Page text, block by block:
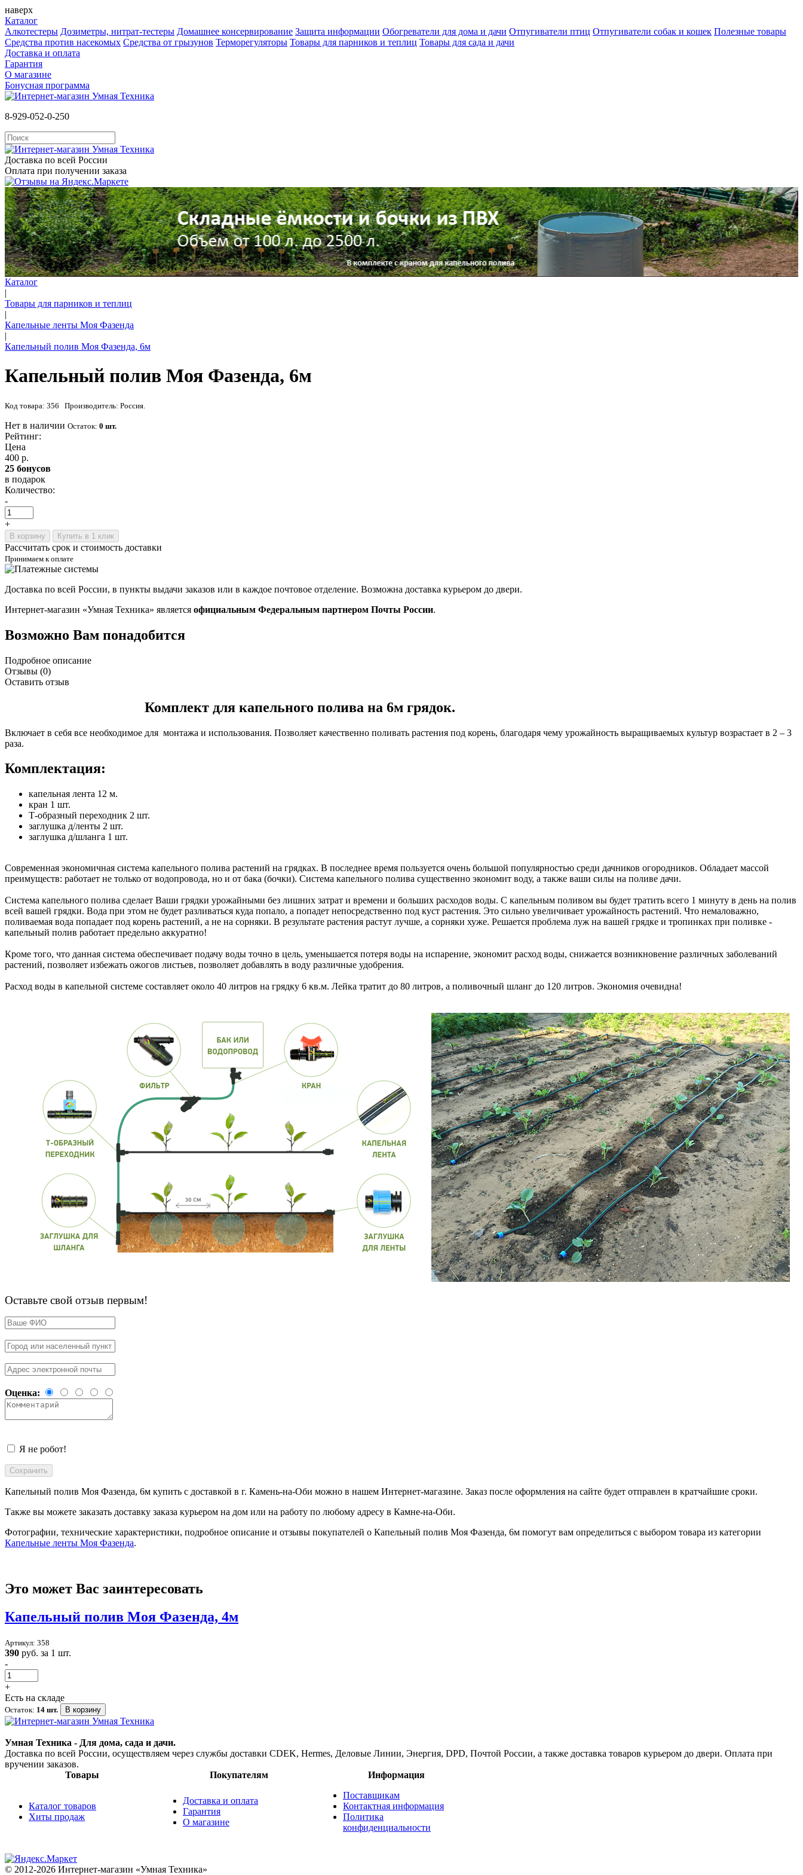
наверх
Каталог
Алкотестеры Дозиметры, нитрат-тестеры Домашнее консервирование Защита информации Обогреватели для дома и дачи Отпугиватели птиц Отпугиватели собак и кошек Полезные товары
Средства против насекомых Cредства от грызунов Терморегуляторы Товары для парников и теплиц Товары для сада и дачи
Доставка и оплата
Гарантия
О магазине
Бонусная программа
8-929-052-0-250
Доставка по всей России
Оплата при получении заказа
Каталог
|
Товары для парников и теплиц
|
Капельные ленты Моя Фазенда
|
Капельный полив Моя Фазенда, 6м
Капельный полив Моя Фазенда, 6м
Код товара: 356 Производитель: Россия.
Нет в наличии Остаток: 0 шт.
Рейтинг:
Цена
400 р.
25 бонусов
в подарок
Количество:
-
+
В корзину Купить в 1 клик
Рассчитать срок и стоимость доставки
Принимаем к оплате
Доставка по всей России, в пункты выдачи заказов или в каждое почтовое отделение. Возможна доставка курьером до двери.
Интернет-магазин «Умная Техника» является официальным Федеральным партнером Почты России.
Возможно Вам понадобится
Подробное описание
Отзывы (0)
Оставить отзыв
Комплект для капельного полива на 6м грядок.
Включает в себя все необходимое для монтажа и использования. Позволяет качественно поливать растения под корень, благодаря чему урожайность выращиваемых культур возрастает в 2 – 3
раза.
Комплектация:
капельная лента 12 м.
кран 1 шт.
Т-образный переходник 2 шт.
заглушка д/ленты 2 шт.
заглушка д/шланга 1 шт.
Современная экономичная система капельного полива растений на грядках. В последнее время пользуется очень большой популярностью среди дачников огородников. Обладает массой
преимуществ: работает не только от водопровода, но и от бака (бочки). Система капельного полива существенно экономит воду, а также ваши силы на поливе дачи.
Система капельного полива сделает Ваши грядки урожайными без лишних затрат и времени и больших расходов воды. С капельным поливом вы будет тратить всего 1 минуту в день на полив
всей вашей грядки. Вода при этом не будет разливаться куда попало, а попадет непосредственно под куст растения. Это сильно увеличивает урожайность растений. Что немаловажно,
поливаемая вода попадает под корень растений, а не на сорняки. В результате растения растут лучше, а сорняки хуже. Решается проблема луж на вашей грядке и тропинках при поливке -
капельный полив работает предельно аккуратно!
Кроме того, что данная система обеспечивает подачу воды точно в цель, уменьшается потеря воды на испарение, экономит расход воды, снижается возникновение различных заболеваний
растений, позволяет избежать ожогов листьев, позволяет добавлять в воду различные удобрения.
Расход воды в капельной системе составляет около 40 литров на грядку 6 кв.м. Лейка тратит до 80 литров, а поливочный шланг до 120 литров. Экономия очевидна!
Оставьте свой отзыв первым!
Оценка:
Я не робот!
Капельный полив Моя Фазенда, 6м купить с доставкой в г. Камень-на-Оби можно в нашем Интернет-магазине. Заказ после оформления на сайте будет отправлен в кратчайшие сроки.
Также вы можете заказать доставку заказа курьером на дом или на работу по любому адресу в Камне-на-Оби.
Фотографии, технические характеристики, подробное описание и отзывы покупателей о Капельный полив Моя Фазенда, 6м помогут вам определиться с выбором товара из категории
Капельные ленты Моя Фазенда.
Это может Вас заинтересовать
Капельный полив Моя Фазенда, 4м
Артикул: 358
390 руб. за 1 шт.
-
+
Есть на складе
Остаток: 14 шт. В корзину
Умная Техника - Для дома, сада и дачи.
Доставка по всей России, осуществляем через службы доставки CDEK, Hermes, Деловые Линии, Энергия, DPD, Почтой России, а также доставка товаров курьером до двери. Оплата при
вручении заказов.
Товары
Покупателям Информация
Каталог товаров
Хиты продаж
Доставка и оплата
Гарантия
О магазине
Поставщикам
Контактная информация
Политика
конфиденциальности
© 2012-2026 Интернет-магазин «Умная Техника»